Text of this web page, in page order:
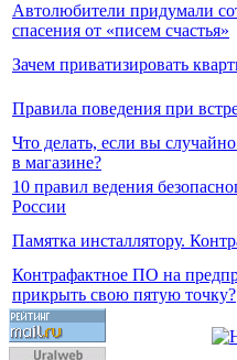
Автолюбители придумали
спасения от «писем счастья»
Зачем приватизировать
Правила поведения при
Что делать, если вы
в магазине?
10 правил ведения
России
Памятка инсталлятору.
Контрафактное ПО на
прикрыть свою пятую точку?